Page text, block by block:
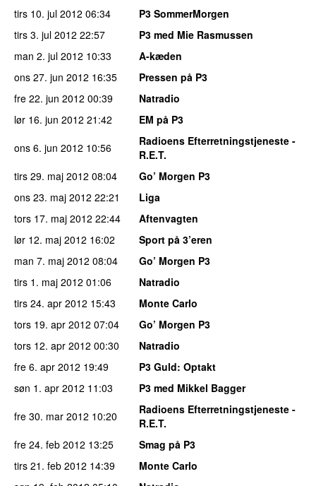
tirs 10. jul 2012 06:34
P3 SommerMorgen
tirs 3. jul 2012 22:57
P3 med Mie Rasmussen
man 2. jul 2012 10:33
A-kæden
ons 27. jun 2012 16:35
Pressen på P3
fre 22. jun 2012 00:39
Natradio
lør 16. jun 2012 21:42
EM på P3
ons 6. jun 2012 10:56
Radioens Efterretningstjeneste -
R.E.T.
tirs 29. maj 2012 08:04
Go’ Morgen P3
ons 23. maj 2012 22:21
Liga
tors 17. maj 2012 22:44
Aftenvagten
lør 12. maj 2012 16:02
Sport på 3’eren
man 7. maj 2012 08:04
Go’ Morgen P3
tirs 1. maj 2012 01:06
Natradio
tirs 24. apr 2012 15:43
Monte Carlo
tors 19. apr 2012 07:04
Go’ Morgen P3
tors 12. apr 2012 00:30
Natradio
fre 6. apr 2012 19:49 P3 Guld: Optakt
søn 1. apr 2012 11:03
P3 med Mikkel Bagger
fre 30. mar 2012 10:20
Radioens Efterretningstjeneste -
R.E.T.
fre 24. feb 2012 13:25
Smag på P3
tirs 21. feb 2012 14:39
Monte Carlo